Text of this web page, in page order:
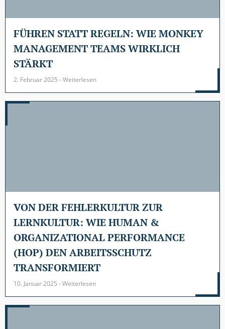
FÜHREN STATT REGELN: WIE MONKEY
MANAGEMENT TEAMS WIRKLICH
STÄRKT
2. Februar 2025 - Weiterlesen
VON DER FEHLERKULTUR ZUR
LERNKULTUR: WIE HUMAN &
ORGANIZATIONAL PERFORMANCE
(HOP) DEN ARBEITSSCHUTZ
TRANSFORMIERT
10. Januar 2025 - Weiterlesen